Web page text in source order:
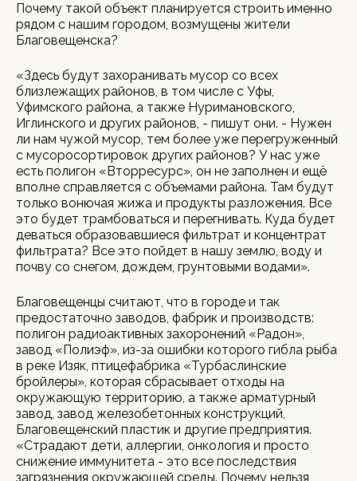
Почему такой объект планируется строить именно
рядом с нашим городом, возмущены жители
Благовещенска?
«Здесь будут захоранивать мусор со всех
близлежащих районов, в том числе с Уфы,
Уфимского района, а также Нуримановского,
Иглинского и других районов, - пишут они. - Нужен
ли нам чужой мусор, тем более уже перегруженный
с мусоросортировок других районов? У нас уже
есть полигон «Вторресурс», он не заполнен и ещё
вполне справляется с объемами района. Там будут
только вонючая жижа и продукты разложения. Все
это будет трамбоваться и перегнивать. Куда будет
деваться образовавшиеся фильтрат и концентрат
фильтрата? Все это пойдет в нашу землю, воду и
почву со снегом, дождем, грунтовыми водами».
Благовещенцы считают, что в городе и так
предостаточно заводов, фабрик и производств:
полигон радиоактивных захоронений «Радон»,
завод «Полиэф», из-за ошибки которого гибла рыба
в реке Изяк, птицефабрика «Турбаслинские
бройлеры», которая сбрасывает отходы на
окружающую территорию, а также арматурный
завод, завод железобетонных конструкций,
Благовещенский пластик и другие предприятия.
«Страдают дети, аллергии, онкология и просто
снижение иммунитета - это все последствия
загрязнения окружающей среды. Почему нельзя